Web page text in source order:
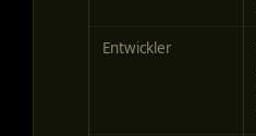
Entwickler